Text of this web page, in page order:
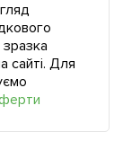
сайті. Для